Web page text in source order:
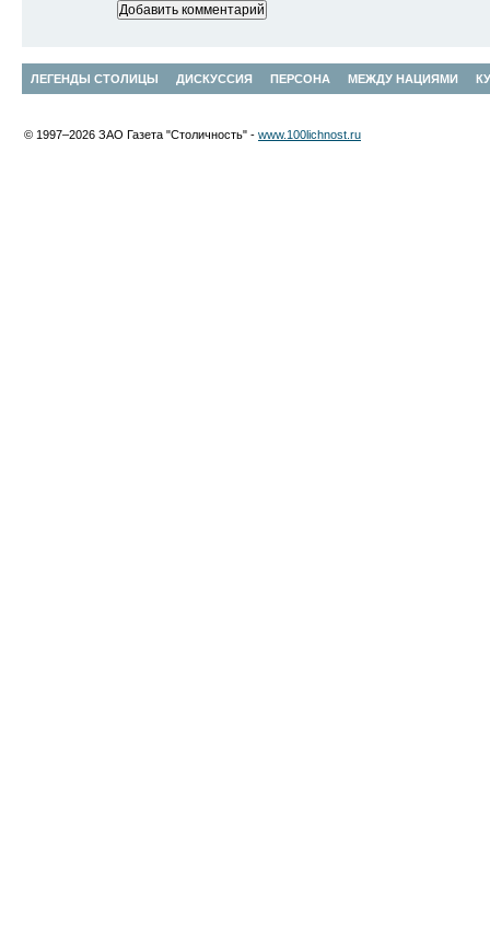
ЛЕГЕНДЫ СТОЛИЦЫ ДИСКУССИЯ ПЕРСОНА МЕЖДУ НАЦИЯМИ
© 1997–2026 ЗАО Газета "Столичность" - www.100lichnost.ru